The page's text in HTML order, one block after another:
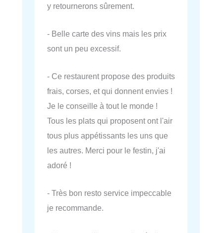
y retournerons sûrement.
- Belle carte des vins mais les prix
sont un peu excessif.
- Ce restaurent propose des produits
frais, corses, et qui donnent envies !
Je le conseille à tout le monde !
Tous les plats qui proposent ont l'air
tous plus appétissants les uns que
les autres. Merci pour le festin, j'ai
adoré !
- Très bon resto service impeccable
je recommande.